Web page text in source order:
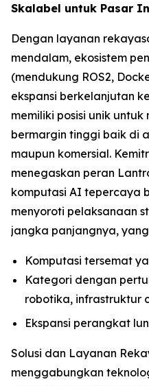
Skalabel untuk Pasar
Dengan layanan
mendalam, ekosistem
(mendukung ROS2,
ekspansi berkelanjutan
memiliki posisi unik
bermargin tinggi baik di
maupun komersial.
menegaskan peran
komputasi AI tepercaya
menyoroti pelaksanaan
jangka panjangnya,
Komputasi tersemat
Kategori dengan
robotika, infrastruktur
Ekspansi perangkat
Solusi dan Layanan
menggabungkan